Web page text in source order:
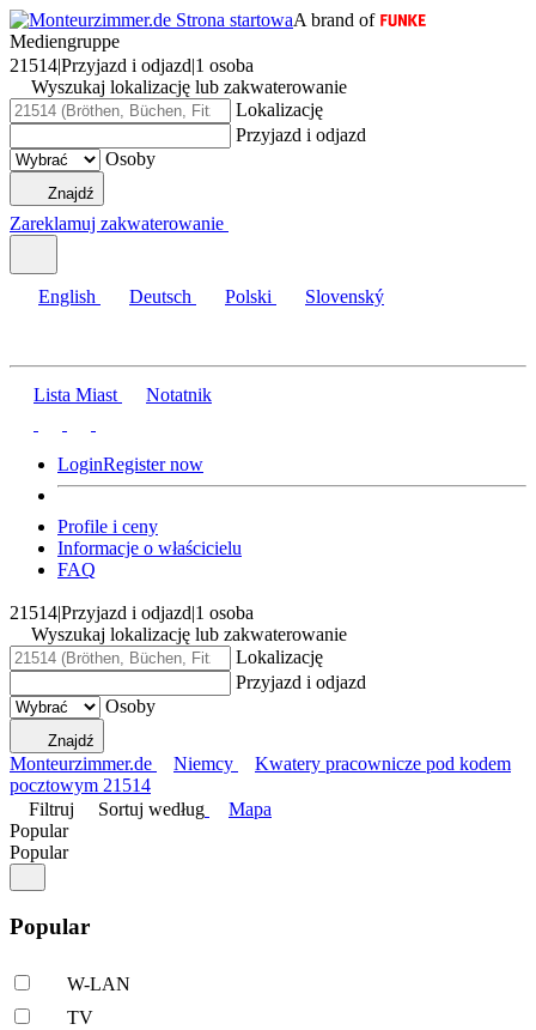
A brand of
Mediengruppe
21514|Przyjazd i odjazd|1 osoba
Wyszukaj lokalizację lub zakwaterowanie
Lokalizację
Przyjazd i odjazd
Osoby
Znajdź
Zareklamuj zakwaterowanie
English Deutsch Polski Slovenský
Lista Miast Notatnik
LoginRegister now
Profile i ceny
Informacje o właścicielu
FAQ
21514|Przyjazd i odjazd|1 osoba
Wyszukaj lokalizację lub zakwaterowanie
Lokalizację
Przyjazd i odjazd
Osoby
Znajdź
Monteurzimmer.de Niemcy
Kwatery pracownicze pod kodem
pocztowym 21514
Filtruj
Sortuj według
Mapa
Popular
Popular
Popular
W-LAN
TV